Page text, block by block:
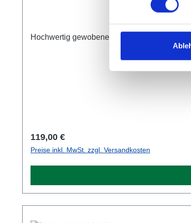
Hochwertig gewobener Nadelfilz, mit einem
Regulärer Preis:
119,00 €
Preise inkl. MwSt. zzgl. Versandkosten